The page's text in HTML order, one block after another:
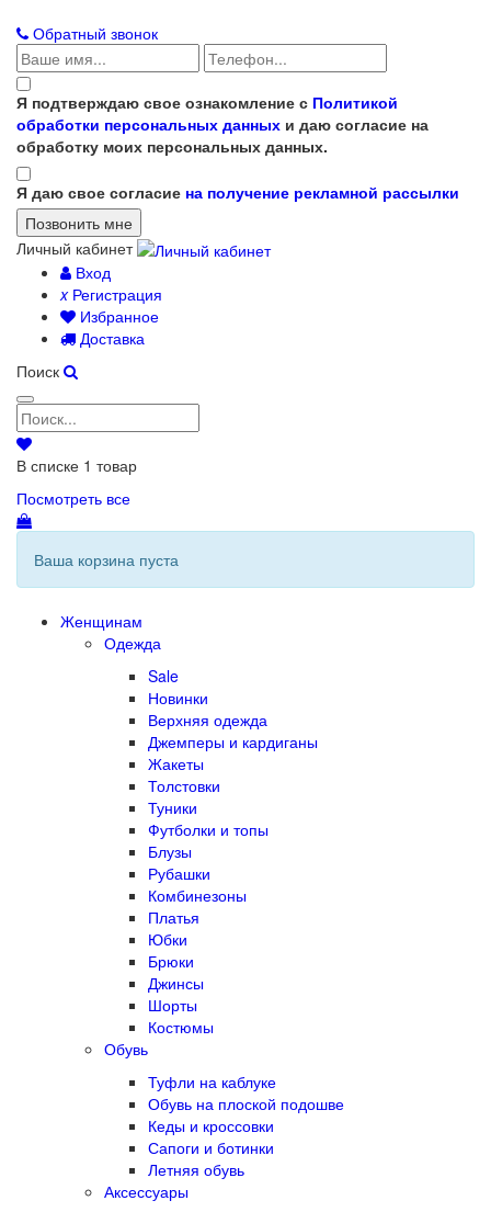
Обратный звонок
Я подтверждаю свое ознакомление с Политикой
обработки персональных данных и даю согласие на
обработку моих персональных данных.
Я даю свое согласие на получение рекламной рассылки
Личный кабинет
Вход
xРегистрация
Избранное
Доставка
Поиск
В списке 1 товар
Посмотреть все
Ваша корзина пуста
Женщинам
Одежда
Sale
Новинки
Верхняя одежда
Джемперы и кардиганы
Жакеты
Толстовки
Туники
Футболки и топы
Блузы
Рубашки
Комбинезоны
Платья
Юбки
Брюки
Джинсы
Шорты
Костюмы
Обувь
Туфли на каблуке
Обувь на плоской подошве
Кеды и кроссовки
Сапоги и ботинки
Летняя обувь
Аксессуары